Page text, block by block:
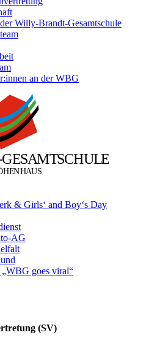
Willy-Brandt-Gesamtschule
an der WBG
GESAMTSCHULE
HENHAUS
& Girls‘ and Boy‘s Day
AG
„WBG goes viral“
(SV)